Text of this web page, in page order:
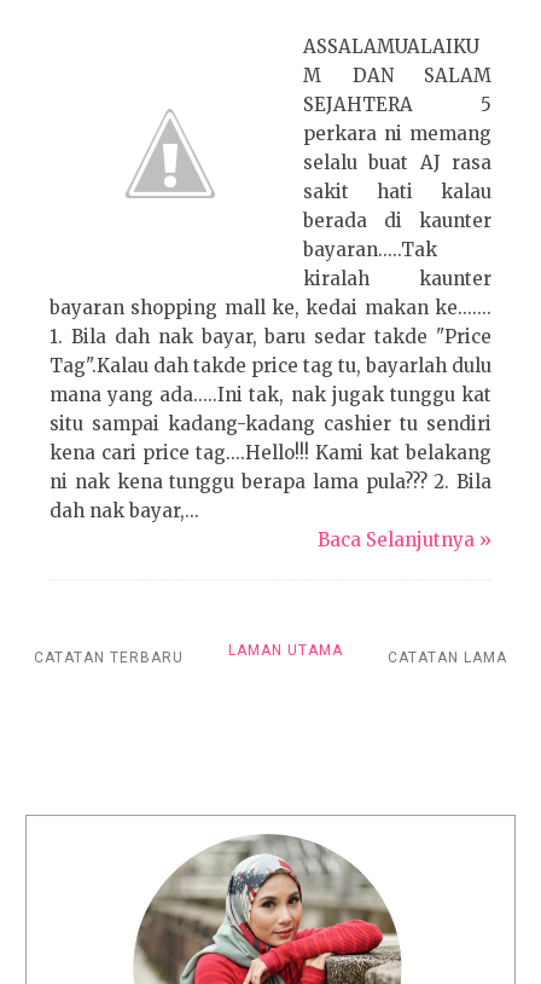
ASSALAMUALAIKU
M DAN SALAM
SEJAHTERA 5
perkara ni memang
selalu buat AJ rasa
sakit hati kalau
berada di kaunter
bayaran.....Tak
kiralah kaunter
bayaran shopping mall ke, kedai makan ke.......
1. Bila dah nak bayar, baru sedar takde "Price
Tag".Kalau dah takde price tag tu, bayarlah dulu
mana yang ada.....Ini tak, nak jugak tunggu kat
situ sampai kadang-kadang cashier tu sendiri
kena cari price tag....Hello!!! Kami kat belakang
ni nak kena tunggu berapa lama pula??? 2. Bila
dah nak bayar,...
Baca Selanjutnya »
CATATAN TERBARU CATATAN LAMA
LAMAN UTAMA